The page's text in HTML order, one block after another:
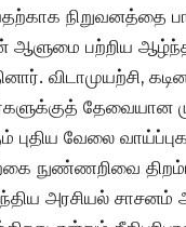
நிறுவனத்தை
ஆளுமை பற்றிய
விடாமுயற்சி,
தேவையான
புதிய வேலை
நுண்ணறிவை
அரசியல் சாசனம்